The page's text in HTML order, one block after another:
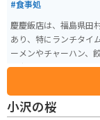
#食事処
慶慶飯店は、福島県田
あり、特にランチタイ
ーメンやチャーハン、
弁当」というのもあり
理を楽しむことができ
での利用にも適してい
ります。寒い時期はお
小沢の桜